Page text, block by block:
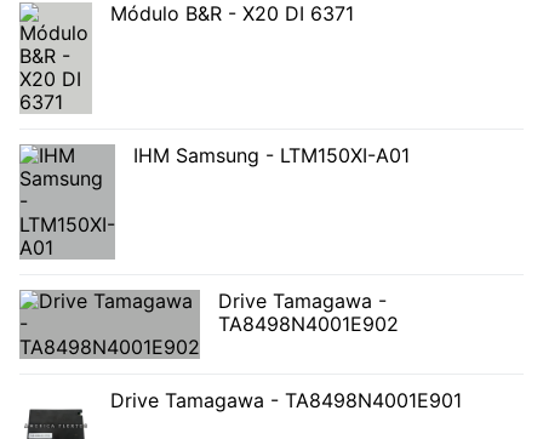
Módulo B&R - X20 DI 6371
IHM Samsung - LTM150XI-A01
Drive Tamagawa -
TA8498N4001E902
Drive Tamagawa - TA8498N4001E901